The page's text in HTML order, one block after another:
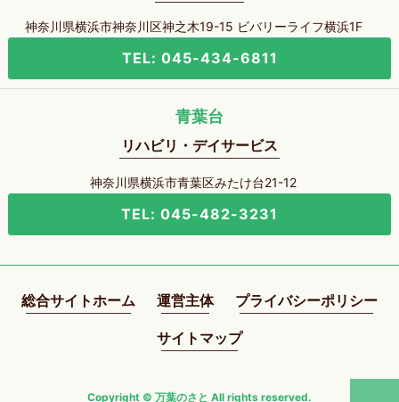
神奈川県横浜市神奈川区神之木19-15 ビバリーライフ横浜1F
TEL: 045-434-6811
青葉台
リハビリ・デイサービス
神奈川県横浜市青葉区みたけ台21-12
TEL: 045-482-3231
総合サイトホーム 運営主体 プライバシーポリシー
サイトマップ
Copyright © 万葉のさと All rights reserved.